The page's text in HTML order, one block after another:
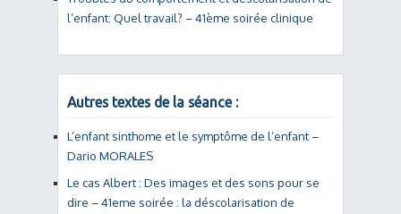
l’enfant: Quel travail? – 41ème soirée clinique
Autres textes de la séance :
L’enfant sinthome et le symptôme de l’enfant –
Dario MORALES
Le cas Albert : Des images et des sons pour se
dire – 41eme soirée : la déscolarisation de